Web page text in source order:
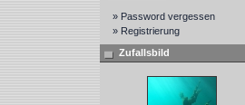
» Password vergessen
» Registrierung
Zufallsbild